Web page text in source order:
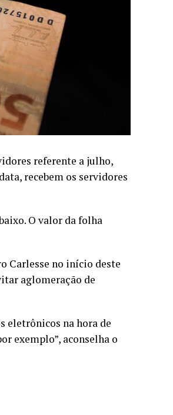
referente a julho,
recebem os servidores
O valor da folha
Carlesse no início deste
aglomeração de
eletrônicos na hora de
exemplo”, aconselha o